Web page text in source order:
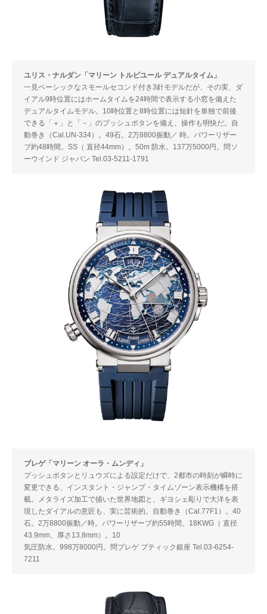
ユリス・ナルダン「マリーン トルピユール デュアルタイム」
一見ベーシックなスモールセコンド付き3針モデルだが、その実、ダ
イアル9時位置にはホームタイムを24時間で表示する小窓を備えた
デュアルタイムモデル。10時位置と8時位置には短針を単独で前後
できる「＋」と「－」のプッシュボタンを備え、操作も明快だ。自
動巻き（Cal.UN-334）。49石。2万8800振動／ 時。パワーリザー
ブ約48時間。SS（ 直径44mm）。50m 防水。137万5000円。問ソ
ーウインド ジャパン Tel.03-5211-1791
ブレゲ「マリーン オーラ・ムンディ」
プッシュボタンとリュウズによる設定だけで、2都市の時刻が瞬時に
変更できる、インスタント・ジャンプ・タイムゾーン表示機構を搭
載。メタライズ加工で描いた世界地図と、ギヨシェ彫りで大洋を表
現したダイアルの意匠も、実に芸術的。自動巻き（Cal.77F1）。40
石。2万8800振動／時。パワーリザーブ約55時間。18KWG（ 直径
43.9mm、厚さ13.8mm）。10
気圧防水。998万8000円。問ブレゲ ブティック銀座 Tel.03-6254-
7211